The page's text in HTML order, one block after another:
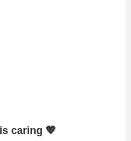
caring 💖